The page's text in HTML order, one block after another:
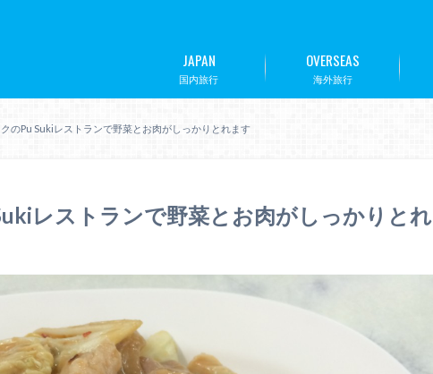
国内旅行
JAPAN
海外旅行
OVERSEAS
のPu Sukiレストランで野菜とお肉がしっかりとれます
レストランで野菜とお肉がしっかりとれ